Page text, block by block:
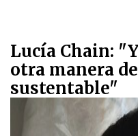
Lucía Chain:
otra manera
sustentable"